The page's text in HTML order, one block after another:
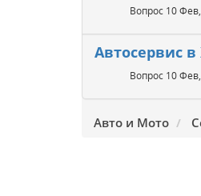
Вопрос 10
Автосервис
Вопрос 10
Авто и Мото